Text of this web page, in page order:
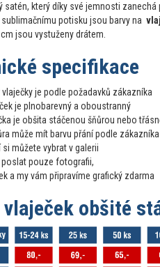
satén, který díky své jemnosti
potisku jsou barvy na
jsou vystuženy drátem.
specifikace
vlaječky je podle požadavků zákazníka
je plnobarevný a oboustranný
je obšita stáčenou šňůrou nebo
může mít barvu přání podle zákazníka
si můžete vybrat v galerii
poslat pouze fotografii,
a my vám připravíme grafický zdarma
vlaječek obšité